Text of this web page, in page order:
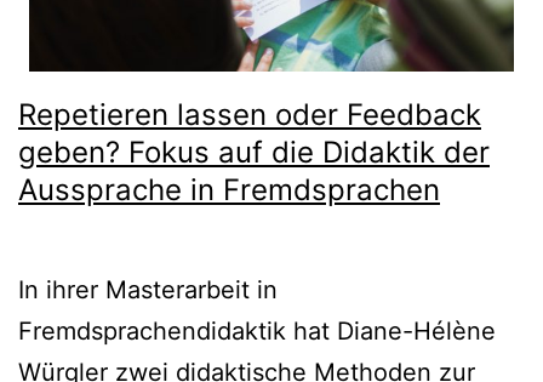
Repetieren lassen oder Feedback
geben? Fokus auf die Didaktik der
Aussprache in Fremdsprachen
In ihrer Masterarbeit in
Fremdsprachendidaktik hat Diane-Hélène
Würgler zwei didaktische Methoden zur